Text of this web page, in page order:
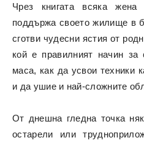
Чрез книгата всяка
поддържа своето жилище в
сготви чудесни ястия от
кой е правилният начин
маса, как да усвои техники
и да ушие и най-сложните
От днешна гледна точка
остарели или